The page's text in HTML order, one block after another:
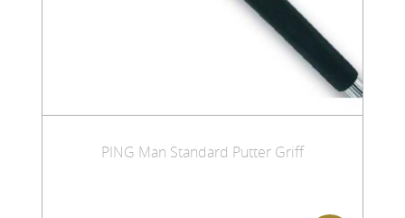
PING Man Standard Putter Griff